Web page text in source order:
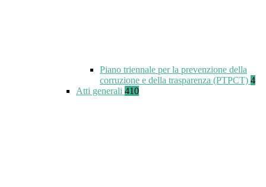
Piano triennale per la prevenzione della
corruzione e della trasparenza (PTPCT) 4
Atti generali 410